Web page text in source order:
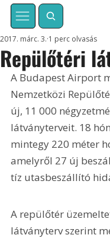
Repülőtéri
2017. márc. 3. 1 perc olvasás
A Budapest Airport
Nemzetközi
új, 11 000
látványterveit. 18
mintegy 220 méter
amelyről 27 új
tíz utasbeszállító
A repülőtér
látványterv szerint